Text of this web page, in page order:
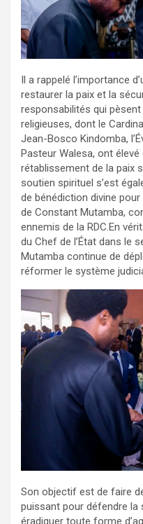
Il a rappelé l’importance
restaurer la paix et la
responsabilités qui
religieuses, dont le
Jean-Bosco Kindomba,
Pasteur Walesa, ont
rétablissement de la paix
soutien spirituel s’est
de bénédiction divine
de Constant Mutamba,
ennemis de la RDC.En
du Chef de l’État dans le
Mutamba continue de
réformer le système
Son objectif est de faire
puissant pour défendre la
éradiquer toute forme